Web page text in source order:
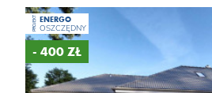
PROJEKT ENERGO
OSZCZĘDNY
- 400 ZŁ